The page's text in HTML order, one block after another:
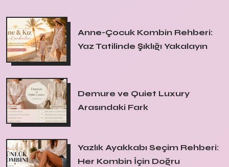
Anne-Çocuk Kombin Rehberi:
Yaz Tatilinde Şıklığı Yakalayın
Demure ve Quiet Luxury
Arasındaki Fark
Yazlık Ayakkabı Seçim Rehberi:
Her Kombin İçin Doğru